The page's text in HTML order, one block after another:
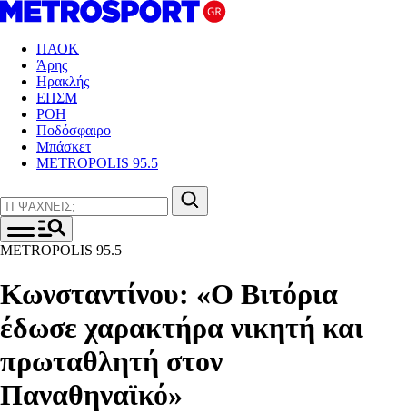
ΠΑΟΚ
Άρης
Ηρακλής
ΕΠΣΜ
ΡΟΗ
Ποδόσφαιρο
Μπάσκετ
METROPOLIS 95.5
METROPOLIS 95.5
Κωνσταντίνου: «Ο Βιτόρια
έδωσε χαρακτήρα νικητή και
πρωταθλητή στον
Παναθηναϊκό»